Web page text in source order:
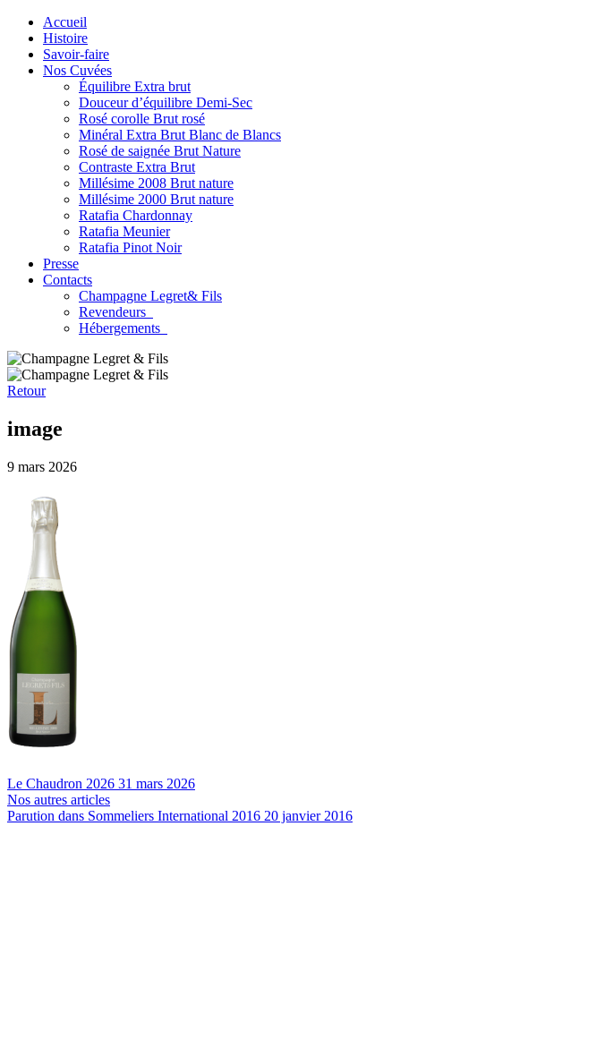
Accueil
Histoire
Savoir-faire
Nos Cuvées
Équilibre Extra brut
Douceur d’équilibre Demi-Sec
Rosé corolle Brut rosé
Minéral Extra Brut Blanc de Blancs
Rosé de saignée Brut Nature
Contraste Extra Brut
Millésime 2008 Brut nature
Millésime 2000 Brut nature
Ratafia Chardonnay
Ratafia Meunier
Ratafia Pinot Noir
Presse
Contacts
Champagne Legret& Fils
Revendeurs
Hébergements
Retour
image
9 mars 2026
Le Chaudron 2026 31 mars 2026
Nos autres articles
Parution dans Sommeliers International 2016 20 janvier 2016